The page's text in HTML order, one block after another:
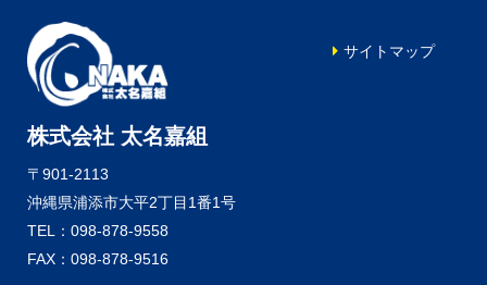
株式会社 太名嘉組
〒901-2113
沖縄県浦添市大平2丁目1番1号
TEL：098-878-9558
FAX：098-878-9516
サイトマップ